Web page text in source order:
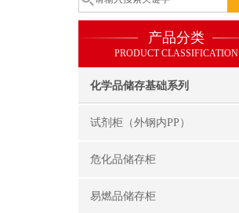
产品分类
PRODUCT CLASSIFICATION
化学品储存基础系列
试剂柜（外钢内PP）
危化品储存柜
易燃品储存柜